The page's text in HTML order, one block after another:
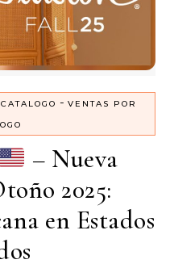
- VENTAS POR
– Nueva
2025:
en Estados